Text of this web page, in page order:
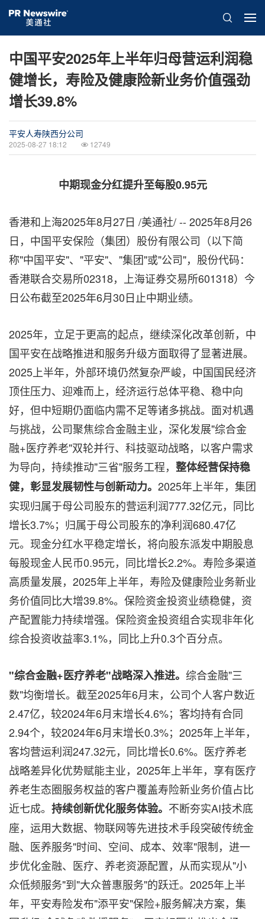
中国平安2025年上半年归母营运利润稳
健增长，寿险及健康险新业务价值强劲
增长39.8%
平安人寿陕西分公司
2025-08-27 18:12 12749
中期现金分红提升至每股0.95元
香港和上海2025年8月27日 /美通社/ -- 2025年8月26
日，中国平安保险（集团）股份有限公司（以下简
称"中国平安"、"平安"、"集团"或"公司"，股份代码：
香港联合交易所02318，上海证券交易所601318）今
日公布截至2025年6月30日止中期业绩。
2025年，立足于更高的起点，继续深化改革创新，中
国平安在战略推进和服务升级方面取得了显著进展。
2025上半年，外部环境仍然复杂严峻，中国国民经济
顶住压力、迎难而上，经济运行总体平稳、稳中向
好，但中短期仍面临内需不足等诸多挑战。面对机遇
与挑战，公司聚焦综合金融主业，深化发展"综合金
融+医疗养老"双轮并行、科技驱动战略，以客户需求
为导向，持续推动"三省"服务工程， 整体经营保持稳
健，彰显发展韧性与创新动力。 2025年上半年，集团
实现归属于母公司股东的营运利润777.32亿元，同比
增长3.7%；归属于母公司股东的净利润680.47亿
元。现金分红水平稳定增长，将向股东派发中期股息
每股现金人民币0.95元，同比增长2.2%。寿险多渠道
高质量发展，2025年上半年，寿险及健康险业务新业
务价值同比大增39.8%。保险资金投资业绩稳健，资
产配置能力持续增强。保险资金投资组合实现非年化
综合投资收益率3.1%，同比上升0.3个百分点。
"综合金融+医疗养老"战略深入推进。 综合金融"三
数"均衡增长。截至2025年6月末，公司个人客户数近
2.47亿，较2024年6月末增长4.6%；客均持有合同
2.94个，较2024年6月末增长0.3%；2025年上半年，
客均营运利润247.32元，同比增长0.6%。医疗养老
战略差异化优势赋能主业，2025年上半年，享有医疗
养老生态圈服务权益的客户覆盖寿险新业务价值占比
近七成。 持续创新优化服务体验。 不断夯实AI技术底
座，运用大数据、物联网等先进技术手段突破传统金
融、医养服务"时间、空间、成本、效率"限制，进一
步优化金融、医疗、养老资源配置，从而实现从"小
众低频服务"到"大众普惠服务"的跃迁。2025年上半
年，平安寿险发布"添平安"保险+服务解决方案，集